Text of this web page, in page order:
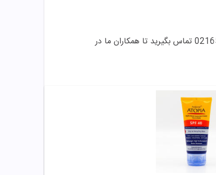
می توانید با این شماره ها 09358343612 / 02165389693 تماس بگیرید تا همکاران ما در